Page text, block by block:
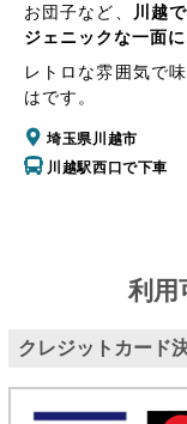
お団子など、
川越
ジェニックな一面に
レトロな雰囲気で
はです。
埼玉県川越市
川越駅西口で下車
利用
クレジットカード